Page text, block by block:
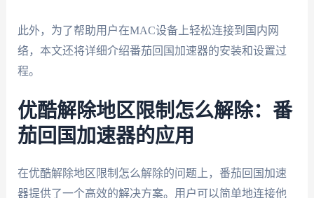
此外，为了帮助用户在MAC设备上轻松连接到国内网
络，本文还将详细介绍番茄回国加速器的安装和设置过
程。
优酷解除地区限制怎么解除：番
茄回国加速器的应用
在优酷解除地区限制怎么解除的问题上，番茄回国加速
器提供了一个高效的解决方案。用户可以简单地连接他